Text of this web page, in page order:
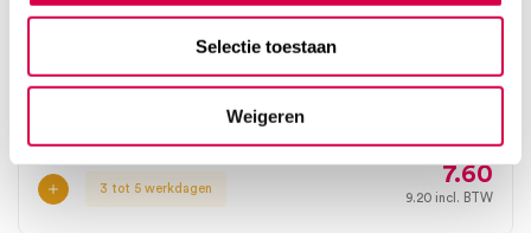
Selectie toestaan
Weigeren
3 tot 5 werkdagen
7.60
9.20 incl. BTW